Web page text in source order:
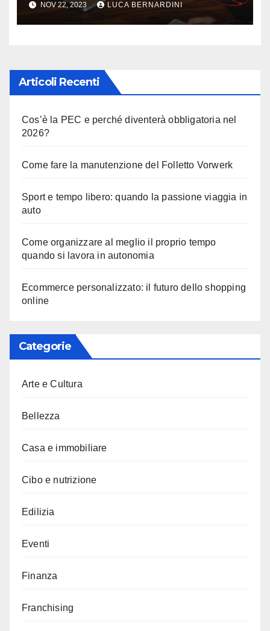
NOV 22, 2023 LUCA BERNARDINI
Articoli Recenti
Cos’è la PEC e perché diventerà obbligatoria nel
2026?
Come fare la manutenzione del Folletto Vorwerk
Sport e tempo libero: quando la passione viaggia in
auto
Come organizzare al meglio il proprio tempo
quando si lavora in autonomia
Ecommerce personalizzato: il futuro dello shopping
online
Categorie
Arte e Cultura
Bellezza
Casa e immobiliare
Cibo e nutrizione
Edilizia
Eventi
Finanza
Franchising